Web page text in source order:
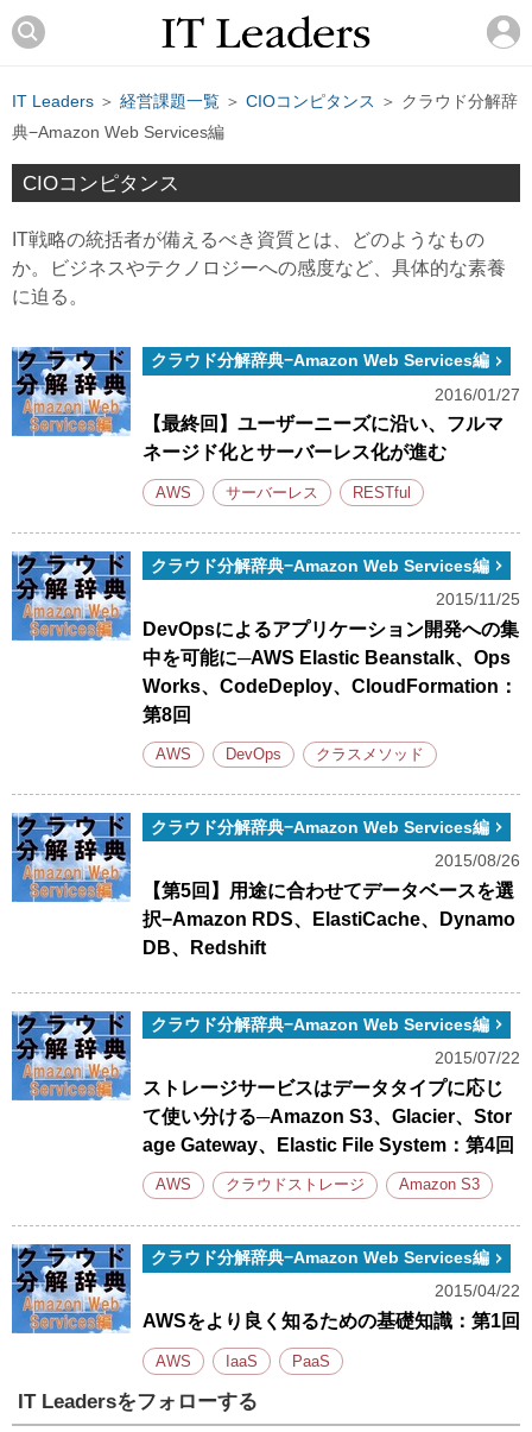
IT Leaders ＞ 経営課題一覧 ＞ CIOコンピタンス ＞ クラウド分解辞
典−Amazon Web Services編
CIOコンピタンス
IT戦略の統括者が備えるべき資質とは、どのようなもの
か。ビジネスやテクノロジーへの感度など、具体的な素養
に迫る。
クラウド分解辞典−Amazon Web Services編
2016/01/27
【最終回】ユーザーニーズに沿い、フルマ
ネージド化とサーバーレス化が進む
AWS サーバーレス RESTful
クラウド分解辞典−Amazon Web Services編
2015/11/25
DevOpsによるアプリケーション開発への集
中を可能に─AWS Elastic Beanstalk、Ops
Works、CodeDeploy、CloudFormation：
第8回
AWS DevOps クラスメソッド
クラウド分解辞典−Amazon Web Services編
2015/08/26
【第5回】用途に合わせてデータベースを選
択−Amazon RDS、ElastiCache、Dynamo
DB、Redshift
クラウド分解辞典−Amazon Web Services編
2015/07/22
ストレージサービスはデータタイプに応じ
て使い分ける─Amazon S3、Glacier、Stor
age Gateway、Elastic File System：第4回
AWS クラウドストレージ Amazon S3
クラウド分解辞典−Amazon Web Services編
2015/04/22
AWSをより良く知るための基礎知識：第1回
AWS IaaS PaaS
IT Leadersをフォローする